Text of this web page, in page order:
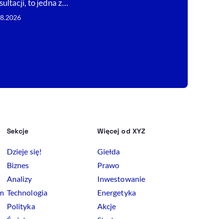
to jedna z…
Sekcje
Dzieje się!
Biznes
Analizy
Technologia
Polityka
Więcej od XYZ
Giełda
Prawo
Inwestowanie
Energetyka
Akcje